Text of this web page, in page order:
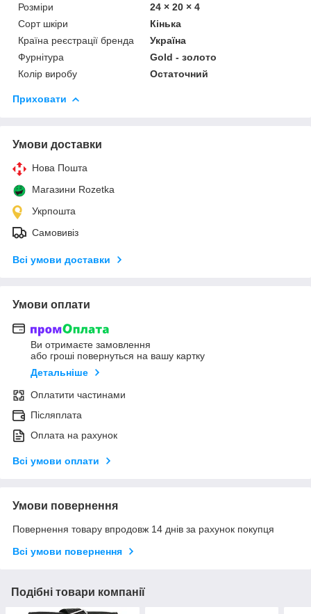
Розміри
24 × 20 × 4
Сорт шкіри
Кінька
Країна реєстрації бренда
Україна
Фурнітура
Gold - золото
Колір виробу
Остаточний
Приховати
Умови доставки
Нова Пошта
Магазини Rozetka
Укрпошта
Самовивіз
Всі умови доставки
Умови оплати
Ви отримаєте замовлення
або гроші повернуться на вашу картку
Детальніше
Оплатити частинами
Післяплата
Оплата на рахунок
Всі умови оплати
Умови повернення
Повернення товару впродовж 14 днів за рахунок покупця
Всі умови повернення
Подібні товари компанії